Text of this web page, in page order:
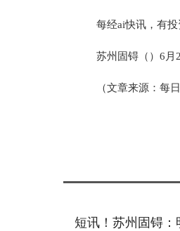
每经ai快讯，有
苏州固锝（）6月
（文章来源：每
短讯！苏州固锝：